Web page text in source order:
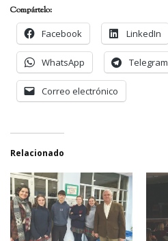
Compártelo:
Facebook
LinkedIn
WhatsApp Telegram
Correo electrónico
Relacionado